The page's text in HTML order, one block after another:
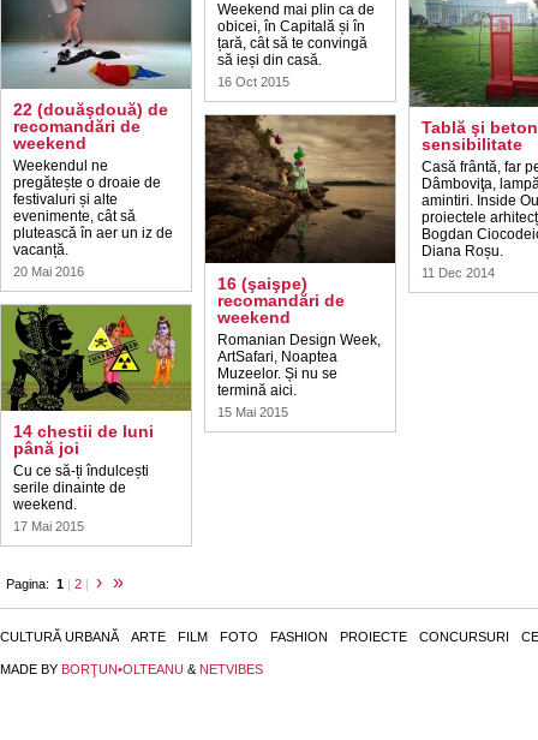
22 (douăşdouă) de
recomandări de
weekend
Weekendul ne
pregătește o droaie de
festivaluri și alte
evenimente, cât să
plutească în aer un iz de
vacanță.
20 Mai 2016
14 chestii de luni
până joi
Cu ce să-ți îndulcești
serile dinainte de
weekend.
17 Mai 2015
Weekend mai plin ca de
obicei, în Capitală și în
țară, cât să te convingă
să ieși din casă.
16 Oct 2015
16 (şaişpe)
recomandări de
weekend
Romanian Design Week,
ArtSafari, Noaptea
Muzeelor. Și nu se
termină aici.
15 Mai 2015
Tablă şi
sensibilitate
Casă frântă, far
Dâmboviţa,
amintiri. Inside
proiectele
Bogdan
Diana Roșu.
11 Dec 2014
Pagina: 1 | 2 | › »
CULTURĂ URBANĂ ARTE FILM FOTO FASHION PROIECTE CONCURSURI
MADE BY BORŢUN•OLTEANU & NETVIBES